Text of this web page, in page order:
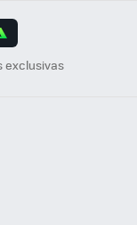
exclusivas